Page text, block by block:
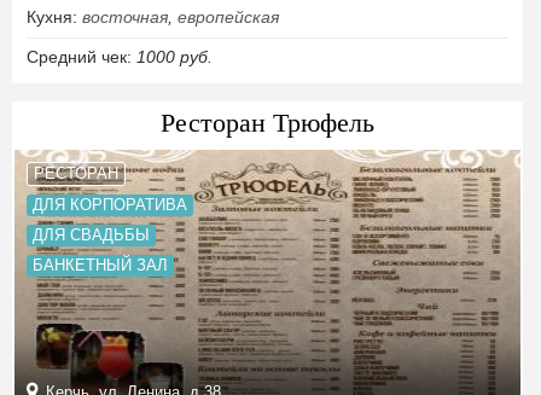
Кухня: восточная европейская
Средний чек: 1000 руб.
Ресторан Трюфель
РЕСТОРАН
ДЛЯ КОРПОРАТИВА
ДЛЯ СВАДЬБЫ
БАНКЕТНЫЙ ЗАЛ